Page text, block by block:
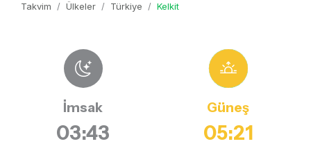
Takvim Ülkeler Türkiye Kelkit
İmsak
03:43
Güneş
05:21